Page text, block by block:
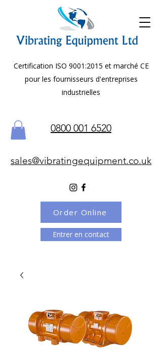
Certification ISO 9001:2015 et marché CE
pour les fournisseurs d'entreprises
industrielles
0800 001 6520
sales@vibratingequipment.co.uk
Entrer en contact
Order Online